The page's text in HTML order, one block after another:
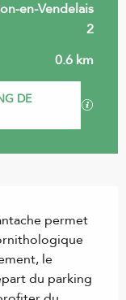
en-Vendelais
2
0.6 km
DE
permet
le
du parking